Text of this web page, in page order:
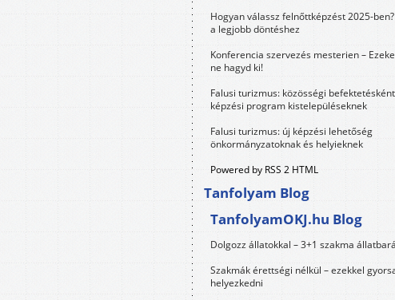
Hogyan válassz felnőttképzést 2025-
a legjobb döntéshez
Konferencia szervezés mesterien –
ne hagyd ki!
Falusi turizmus: közösségi
képzési program kistelepüléseknek
Falusi turizmus: új képzési lehetőség
önkormányzatoknak és helyieknek
Powered by RSS 2 HTML
Tanfolyam Blog
TanfolyamOKJ.hu Blog
Dolgozz állatokkal – 3+1 szakma
Szakmák érettségi nélkül – ezekkel
helyezkedni